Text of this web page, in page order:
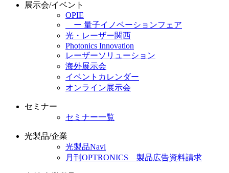
展示会/イベント
OPIE
ー 量子イノベーションフェア
光・レーザー関西
Photonics Innovation
レーザーソリューション
海外展示会
イベントカレンダー
オンライン展示会
セミナー
セミナー一覧
光製品/企業
光製品Navi
月刊OPTRONICS 製品広告資料請求